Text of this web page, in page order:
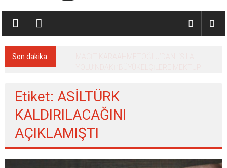
Son dakika:
Etiket: ASİLTÜRK
KALDIRILACAĞINI
AÇIKLAMIŞTI